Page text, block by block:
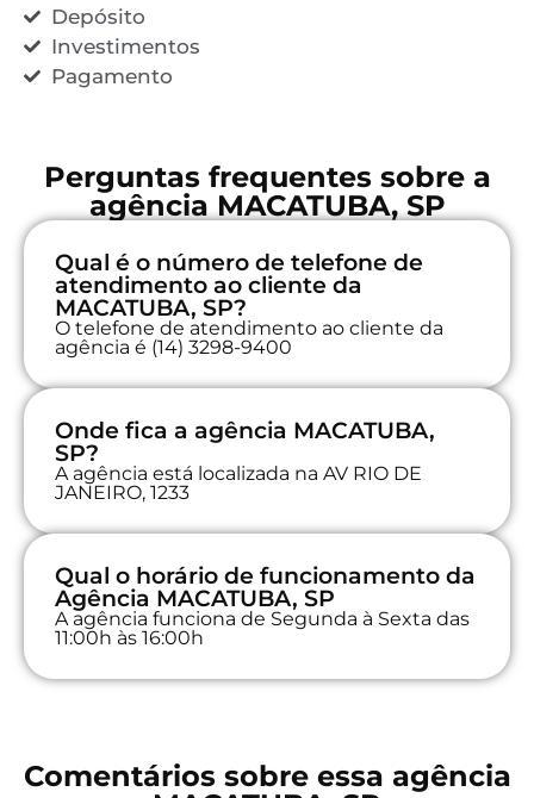
Depósito
Investimentos
Pagamento
Perguntas frequentes sobre a
agência MACATUBA, SP
Qual é o número de telefone de
atendimento ao cliente da
MACATUBA, SP?
O telefone de atendimento ao cliente da
agência é (14) 3298-9400
Onde fica a agência MACATUBA,
SP?
A agência está localizada na AV RIO DE
JANEIRO, 1233
Qual o horário de funcionamento da
Agência MACATUBA, SP
A agência funciona de Segunda à Sexta das
11:00h às 16:00h
Comentários sobre essa agência